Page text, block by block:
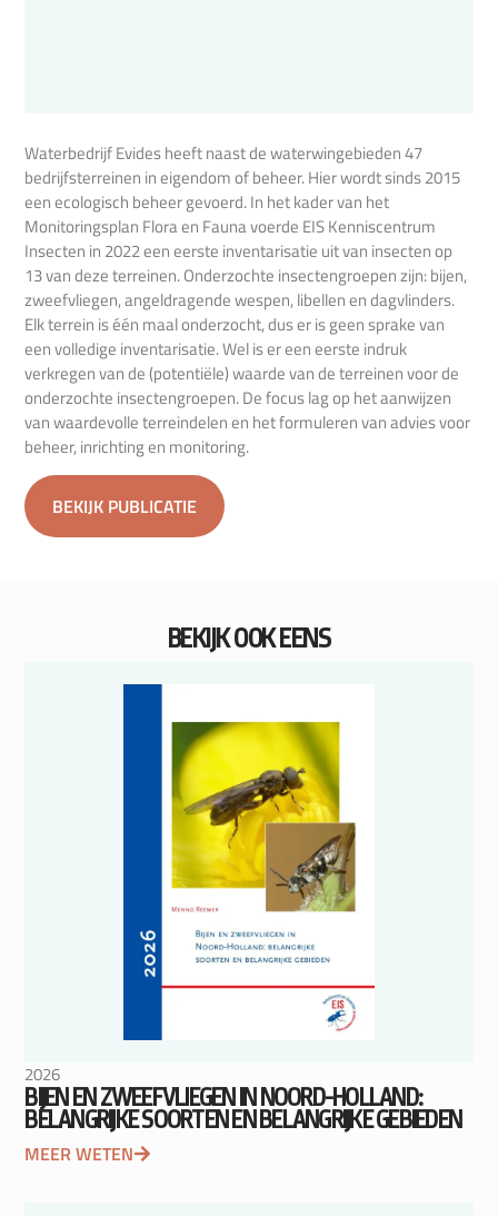
Waterbedrijf Evides heeft naast de waterwingebieden 47
bedrijfsterreinen in eigendom of beheer. Hier wordt sinds 2015
een ecologisch beheer gevoerd. In het kader van het
Monitoringsplan Flora en Fauna voerde EIS Kenniscentrum
Insecten in 2022 een eerste inventarisatie uit van insecten op
13 van deze terreinen. Onderzochte insectengroepen zijn: bijen,
zweefvliegen, angeldragende wespen, libellen en dagvlinders.
Elk terrein is één maal onderzocht, dus er is geen sprake van
een volledige inventarisatie. Wel is er een eerste indruk
verkregen van de (potentiële) waarde van de terreinen voor de
onderzochte insectengroepen. De focus lag op het aanwijzen
van waardevolle terreindelen en het formuleren van advies voor
beheer, inrichting en monitoring.
BEKIJK PUBLICATIE
BEKIJK OOK EENS
2026
BIJEN EN ZWEEFVLIEGEN IN NOORD-HOLLAND:
BELANGRIJKE SOORTEN EN BELANGRIJKE GEBIEDEN
MEER WETEN